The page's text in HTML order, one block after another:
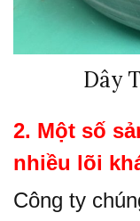
Dây
2. Một số
nhiều lõi
Công ty